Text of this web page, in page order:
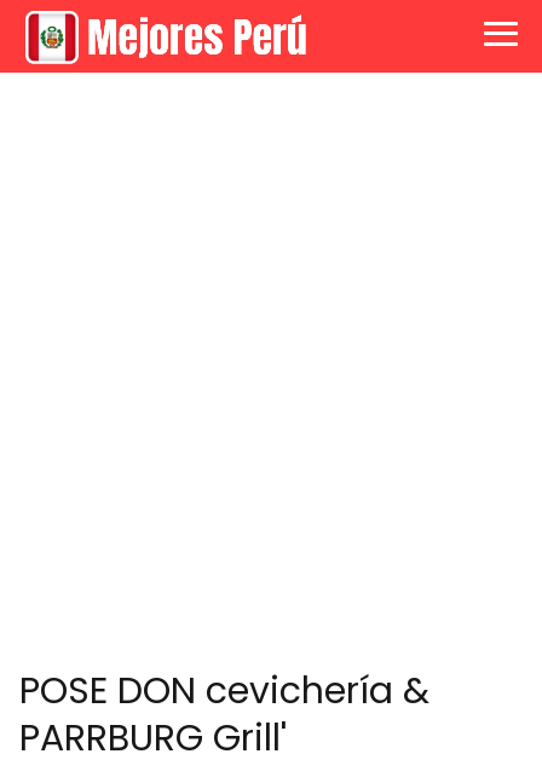
POSE DON cevichería &
PARRBURG Grill'